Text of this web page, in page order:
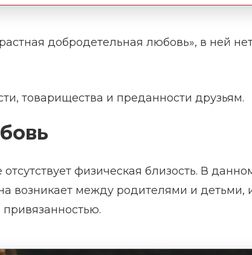
добродетельная любовь», в ней
товарищества и преданности друзьям.
физическая близость. В
возникает между родителями и детьми,
привязанностью.